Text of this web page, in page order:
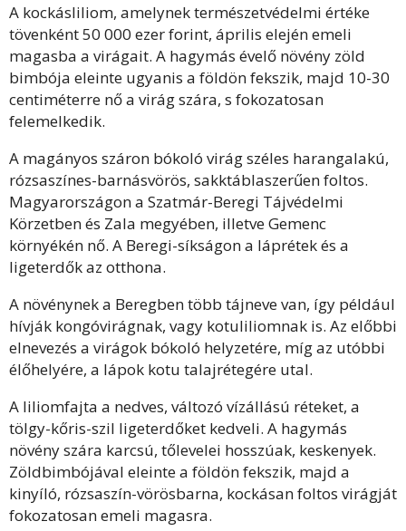
A kockásliliom, amelynek természetvédelmi értéke
tövenként 50 000 ezer forint, április elején emeli
magasba a virágait. A hagymás évelő növény zöld
bimbója eleinte ugyanis a földön fekszik, majd 10-30
centiméterre nő a virág szára, s fokozatosan
felemelkedik.
A magányos száron bókoló virág széles harangalakú,
rózsaszínes-barnásvörös, sakktáblaszerűen foltos.
Magyarországon a Szatmár-Beregi Tájvédelmi
Körzetben és Zala megyében, illetve Gemenc
környékén nő. A Beregi-síkságon a láprétek és a
ligeterdők az otthona.
A növénynek a Beregben több tájneve van, így például
hívják kongóvirágnak, vagy kotuliliomnak is. Az előbbi
elnevezés a virágok bókoló helyzetére, míg az utóbbi
élőhelyére, a lápok kotu talajrétegére utal.
A liliomfajta a nedves, változó vízállású réteket, a
tölgy-kőris-szil ligeterdőket kedveli. A hagymás
növény szára karcsú, tőlevelei hosszúak, keskenyek.
Zöldbimbójával eleinte a földön fekszik, majd a
kinyíló, rózsaszín-vörösbarna, kockásan foltos virágját
fokozatosan emeli magasra.